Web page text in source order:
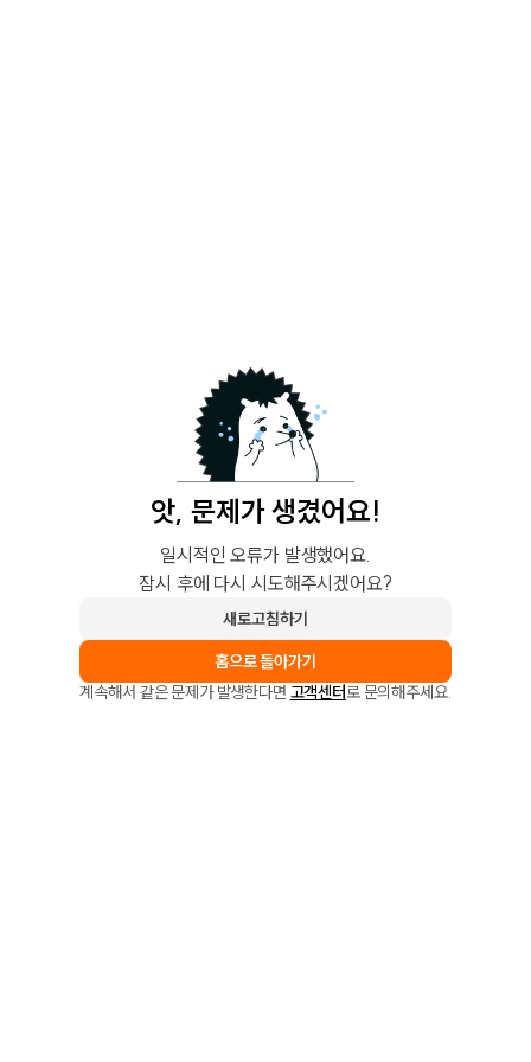
앗, 문제가 생겼어요!
일시적인 오류가 발생했어요.
잠시 후에 다시 시도해주시겠어요?
새로고침하기
홈으로 돌아가기
계속해서 같은 문제가 발생한다면 고객센터로 문의해주세요.